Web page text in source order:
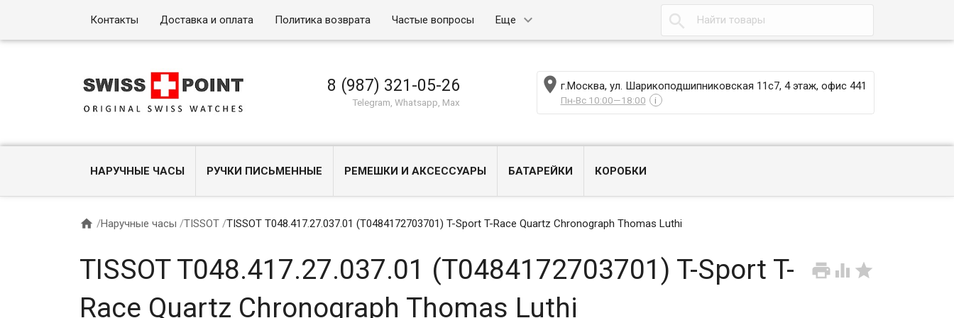
Контакты Доставка и оплата Политика возврата Частые вопросы Еще 
8 (987) 321-05-26
Telegram, Whatsapp, Max
 г.Москва, ул. Шарикоподшипниковская 11с7, 4 этаж, офис 441
Пн-Вс 10:00—18:00 i
НАРУЧНЫЕ ЧАСЫ РУЧКИ ПИСЬМЕННЫЕ РЕМЕШКИ И АКСЕССУАРЫ БАТАРЕЙКИ КОРОБКИ
 /Наручные часы /TISSOT /TISSOT T048.417.27.037.01 (T0484172703701) T-Sport T-Race Quartz Chronograph Thomas Luthi
  
TISSOT T048.417.27.037.01 (T0484172703701) T-Sport T-
Race Quartz Chronograph Thomas Luthi